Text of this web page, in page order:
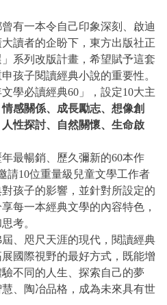
有一本令自己印象深刻、啟迪
讀者的企盼下，東方出版社正
系列改版計畫，希望賦予這套
孩子閱讀經典小說的重要性。
學必讀經典60」，設定10大主
感關係、成長勵志、想像創
性探討、自然關懷、生命啟
最暢銷、歷久彌新的60本作
請10位重量級兒童文學工作者
孩子的影響，並針對所設定的
每一本經典文學的內容特色，
考。
、咫尺天涯的現代，閱讀經典
國際視野的最好方式，既能增
不同的人生、探索自己的夢
、陶冶品格，成為未來具有世